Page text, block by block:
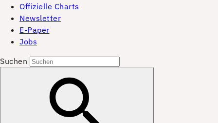
Offizielle Charts
Newsletter
E-Paper
Jobs
Suchen